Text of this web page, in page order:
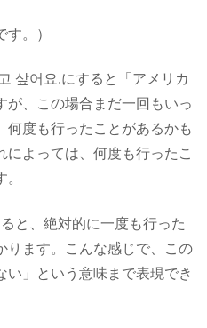
す。）
샆어요.にすると「アメリカ
、
この場合まだ一回もいっ
何度も行ったことがあるかも
によっては、何度も行ったこ
と、絶対的に一度も行った
ます。
こんな感じで、この
い」という意味 まで表現でき